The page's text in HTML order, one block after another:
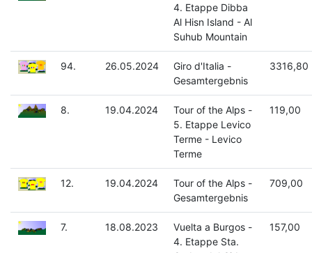
4. Etappe Dibba
Al Hisn Island - Al
Suhub Mountain
94. 26.05.2024
Giro d'Italia -
Gesamtergebnis
3316,80
8. 19.04.2024
Tour of the Alps -
5. Etappe Levico
Terme - Levico
Terme
119,00
12. 19.04.2024
Tour of the Alps -
Gesamtergebnis
709,00
7. 18.08.2023
Vuelta a Burgos -
4. Etappe Sta.
157,00